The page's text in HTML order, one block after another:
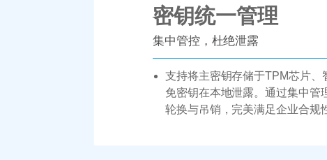
密钥统一管理
集中管控，杜绝泄露
支持将主密钥存储于TPM芯片、
免密钥在本地泄露。通过集中管
轮换与吊销，完美满足企业合规